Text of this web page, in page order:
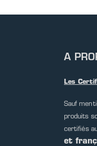
A
Les
Sauf
produits
certifiés
et